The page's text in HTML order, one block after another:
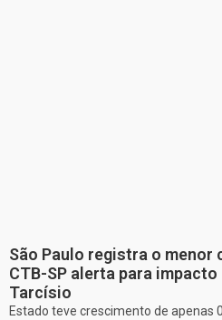
São Paulo registra o menor
CTB-SP alerta para
Tarcísio
Estado teve crescimento de apenas